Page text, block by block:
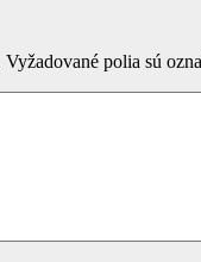
Vyžadované polia sú